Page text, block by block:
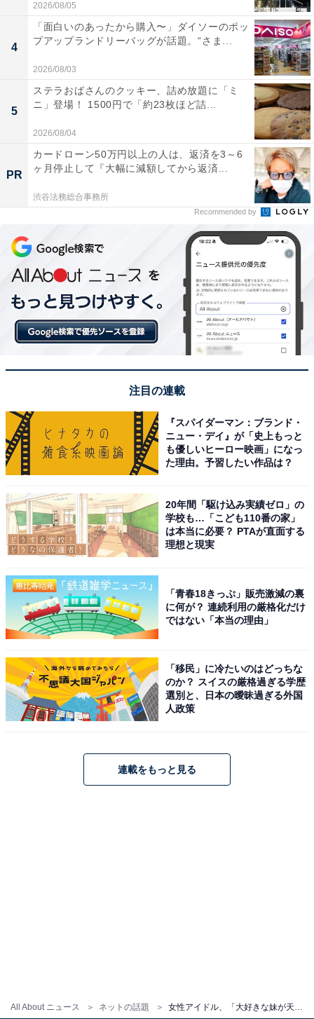
All About ニュース ネットの話題
2026/08/05
4
「面白いのあったから購入〜」ダイソーのポッ
プアップランドリーバッグが話題。“さま...
2026/08/03
5
ステラおばさんのクッキー、詰め放題に「ミ
ニ」登場！ 1500円で「約23枚ほど詰...
2026/08/04
PR
カードローン50万円以上の人は、返済を3～6
ヶ月停止して『大幅に減額してから返済...
渋谷法務総合事務所
Recommended by
注目の連載
『スパイダーマン：ブランド・
ニュー・デイ』が「史上もっと
も優しいヒーロー映画」になっ
た理由。予習したい作品は？
20年間「駆け込み実績ゼロ」の
学校も…「こども110番の家」
は本当に必要？ PTAが直面する
理想と現実
「青春18きっぷ」販売激減の裏
に何が？ 連続利用の厳格化だけ
ではない「本当の理由」
「移民」に冷たいのはどっちな
のか？ スイスの厳格過ぎる学歴
選別と、日本の曖昧過ぎる外国
人政策
連載をもっと見る